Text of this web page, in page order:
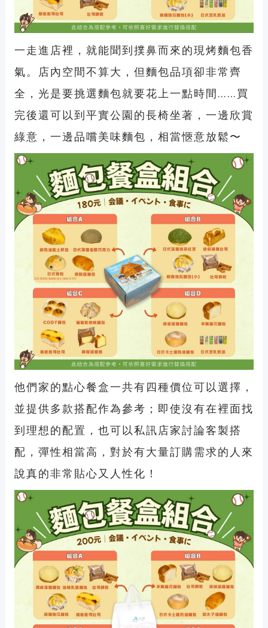
一走進店裡，就能聞到撲鼻而來的現烤麵包香
氣。店內空間不算大，但麵包品項卻非常齊
全，光是要挑選麵包就要花上一點時間……買
完後還可以到平實公園的長椅坐著，一邊欣賞
綠意，一邊品嚐美味麵包，相當愜意放鬆〜
他們家的點心餐盒一共有四種價位可以選擇，
並提供多款搭配作為參考；即使沒有在裡面找
到理想的配置，也可以私訊店家討論客製搭
配，彈性相當高，對於有大量訂購需求的人來
說真的非常貼心又人性化！